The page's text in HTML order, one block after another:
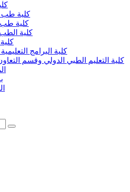
كلية طب
كلية طب
كلية
كلية البرامج
كلية التعليم الطبي الدولي وقسم